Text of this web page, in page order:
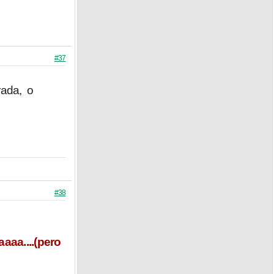
#37
o
#38